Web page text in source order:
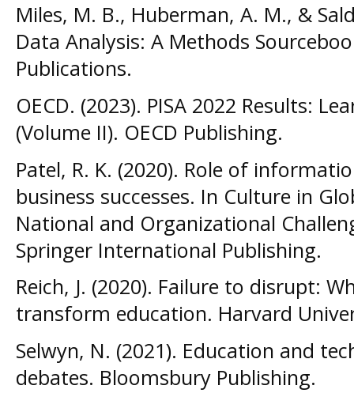
Miles, M. B., Huberman, A. M., &
Data Analysis: A Methods
Publications.
OECD. (2023). PISA 2022 Results:
(Volume II). OECD Publishing.
Patel, R. K. (2020). Role of
business successes. In Culture in
National and Organizational
Springer International Publishing.
Reich, J. (2020). Failure to disrupt:
transform education. Harvard
Selwyn, N. (2021). Education and
debates. Bloomsbury Publishing.